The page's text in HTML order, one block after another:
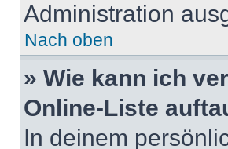
Administration
Nach oben
» Wie kann ich
Online-Liste
In deinem